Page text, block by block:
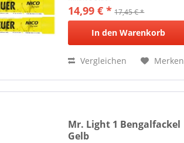
14,99 € * 17,45 € *
In den Warenkorb
Vergleichen Merken
Mr. Light 1 Bengalfackel
Gelb